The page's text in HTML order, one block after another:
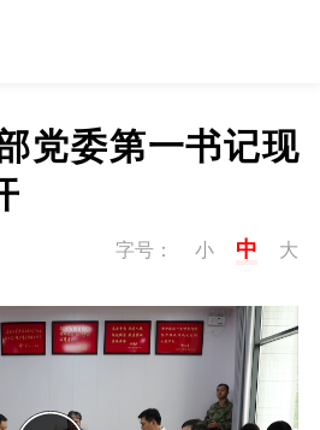
党委第一书记现
字号： 小 中 大